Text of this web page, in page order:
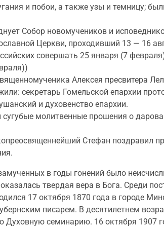
и побои, а также узы и темницу;
Собор новомучеников и
Церкви, проходивший 13 — 16
совершать 25 января (7
Алексея пресвитера
секретарь Гомельской епархии
и духовенство епархии.
молитвенные прошения о
Стефан поздравил
в годы гонений было
твердая вера в Бога. Среди
17 октября 1870 года в городе
писарем. В десятилетнем
семинарию. 16 октября 1907